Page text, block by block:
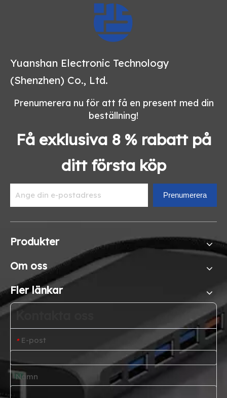
Yuanshan Electronic Technology
(Shenzhen) Co., Ltd.
Prenumerera nu för att få en present med din
beställning!
Få exklusiva 8 % rabatt på
ditt första köp
Prenumerera
Produkter
Om oss
Fler länkar
* E-post
Namn